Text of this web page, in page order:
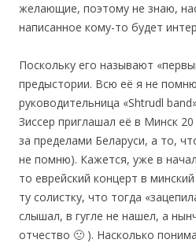
желающие, поэтому не знаю,
написанное кому-то будет
Поскольку его называют
предыстории. Всю её я не
руководительница «Shtrudl
Зиссер приглашал её в Минск
за пределами Беларуси, а то,
не помню). Кажется, уже в
то еврейский концерт в
ту солистку, что тогда
слышал, в гугле не нашел, а
отчество 🙁 ). Насколько